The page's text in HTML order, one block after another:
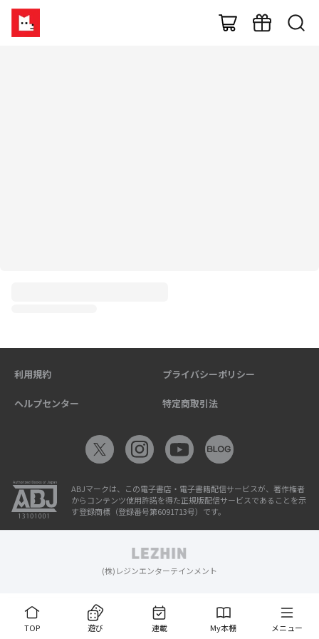
TOP 遊び 連載 My本棚 メニュー
利用規約 プライバシーポリシー
ヘルプセンター 特定商取引法
ABJマークは、この電子書店・電子書籍配信サービスが、著作権者
からコンテンツ使用許諾を得た正規版配信サービスであることを示
す登録商標（登録番号第6091713号）です。
(株)レジンエンターテインメント